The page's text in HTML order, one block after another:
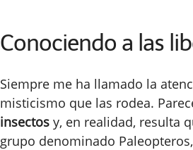
Conociendo a las
Siempre me ha llamado la
misticismo que las rodea.
insectos y, en realidad, resulta
grupo denominado